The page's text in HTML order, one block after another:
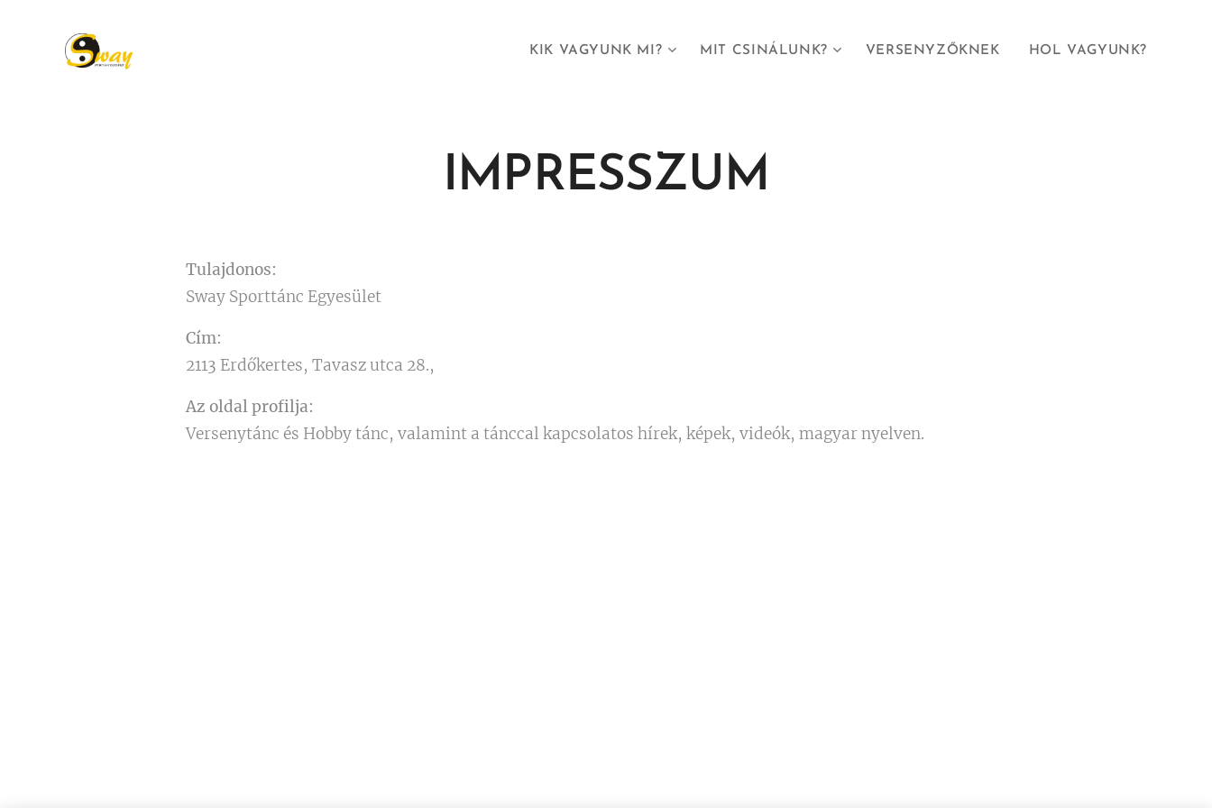
KIK VAGYUNK MI? MIT CSINÁLUNK? VERSENYZŐKNEK HOL VAGYUNK?
IMPRESSZUM
Tulajdonos:
Sway Sporttánc Egyesület
Cím:
2113 Erdőkertes, Tavasz utca 28.,
Az oldal profilja:
Versenytánc és Hobby tánc, valamint a tánccal kapcsolatos hírek, képek, videók, magyar nyelven.